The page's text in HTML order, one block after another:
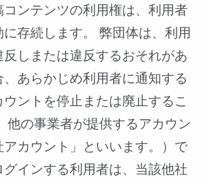
ンテンツの利用権は、利用者
存続します。 弊団体は、利用
しまたは違反するおそれがあ
、あらかじめ利用者に通知する
ントを停止または廃止するこ
他の事業者が提供するアカウン
アカウント」といいます。）で
インする利用者は、当該他社